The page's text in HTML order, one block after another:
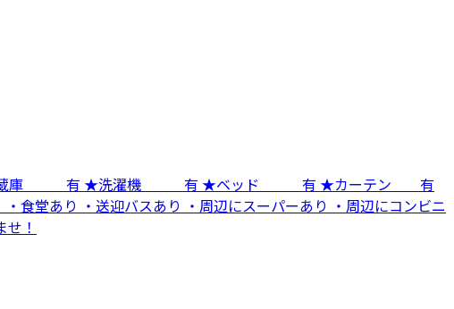
有 ★冷蔵庫 有 ★洗濯機 有 ★ベッド 有 ★カーテン 有
あり ・送迎バスあり ・周辺にスーパーあり ・周辺にコンビニ
！